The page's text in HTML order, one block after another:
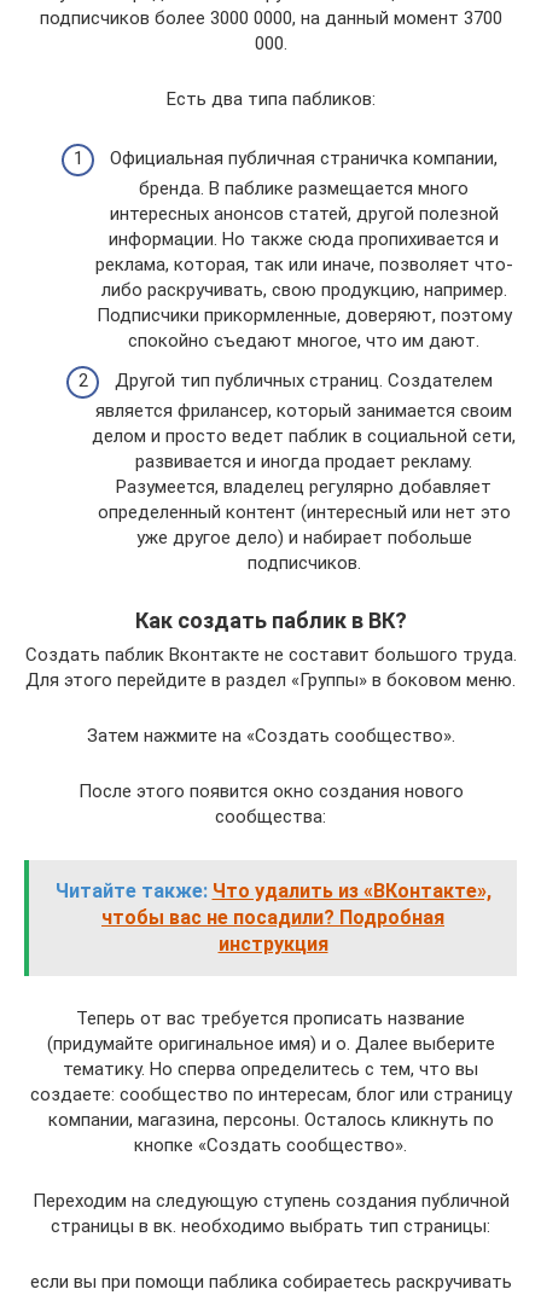
подписчиков более 3000 0000, на данный момент 3700
000.
Есть два типа пабликов:
Официальная публичная страничка компании,
бренда. В паблике размещается много
интересных анонсов статей, другой полезной
информации. Но также сюда пропихивается и
реклама, которая, так или иначе, позволяет что-
либо раскручивать, свою продукцию, например.
Подписчики прикормленные, доверяют, поэтому
спокойно съедают многое, что им дают.
Другой тип публичных страниц. Создателем
является фрилансер, который занимается своим
делом и просто ведет паблик в социальной сети,
развивается и иногда продает рекламу.
Разумеется, владелец регулярно добавляет
определенный контент (интересный или нет это
уже другое дело) и набирает побольше
подписчиков.
Как создать паблик в ВК?
Создать паблик Вконтакте не составит большого труда.
Для этого перейдите в раздел «Группы» в боковом меню.
Затем нажмите на «Создать сообщество».
После этого появится окно создания нового
сообщества:
Читайте также: Что удалить из «ВКонтакте»,
чтобы вас не посадили? Подробная
инструкция
Теперь от вас требуется прописать название
(придумайте оригинальное имя) и о. Далее выберите
тематику. Но сперва определитесь с тем, что вы
создаете: сообщество по интересам, блог или страницу
компании, магазина, персоны. Осталось кликнуть по
кнопке «Создать сообщество».
Переходим на следующую ступень создания публичной
страницы в вк. необходимо выбрать тип страницы:
если вы при помощи паблика собираетесь раскручивать